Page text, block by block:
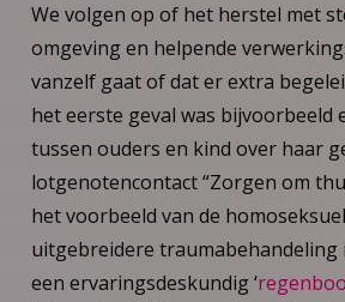
We volgen op of het herstel met
omgeving en helpende
vanzelf gaat of dat er extra
het eerste geval was bijvoorbeeld
tussen ouders en kind over haar
lotgenotencontact “Zorgen om
het voorbeeld van de
uitgebreidere traumabehandeling
een ervaringsdeskundig ‘